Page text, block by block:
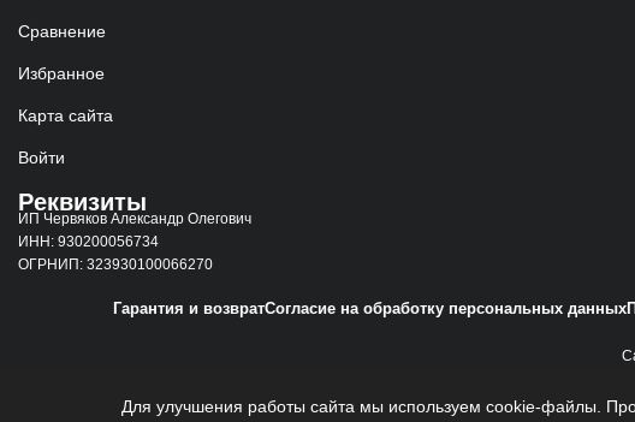
Сравнение
Избранное
Карта сайта
Войти
Реквизиты
ИП Червяков Александр Олегович
ИНН: 930200056734
ОГРНИП: 323930100066270
Гарантия и возвратСогласие на обработку персональных данных
Для улучшения работы сайта мы используем cookie-файлы.